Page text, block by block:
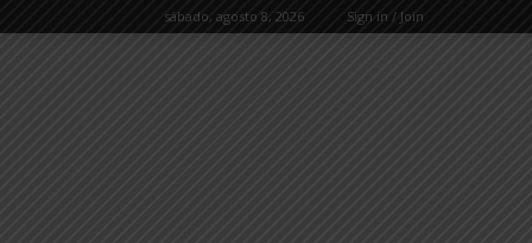
sábado, agosto 8, 2026 Sign in / Join